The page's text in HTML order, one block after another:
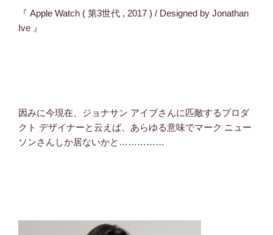
『 Apple Watch ( 第3世代 , 2017 ) / Designed by Jonathan
Ive 』
因みに今現在、ジョナサン アイブさんに匹敵するプロダ
クト デザイナーと云えば、あらゆる意味でマーク ニュー
ソンさんしか居ないかと……………